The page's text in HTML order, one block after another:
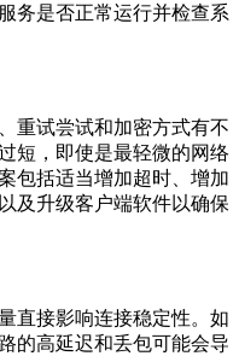
务是否正常运行并检查系
重试尝试和加密方式有不
短，即使是最轻微的网络
包括适当增加超时、增加
及升级客户端软件以确保
直接影响连接稳定性。如
的高延迟和丢包可能会导